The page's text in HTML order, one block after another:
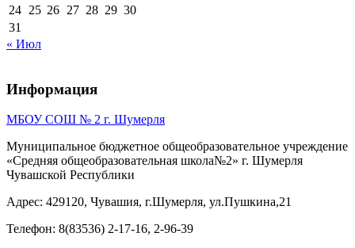
24 25 26 27 28 29 30
31
« Июл
Информация
МБОУ СОШ № 2 г. Шумерля
Муниципальное бюджетное общеобразовательное учреждение
«Средняя общеобразовательная школа№2» г. Шумерля
Чувашской Республики
Адрес: 429120, Чувашия, г.Шумерля, ул.Пушкина,21
Телефон: 8(83536) 2-17-16, 2-96-39